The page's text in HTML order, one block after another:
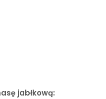
jabłkową: